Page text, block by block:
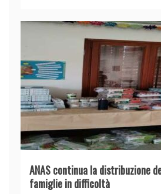
ANAS continua la distribuzione
famiglie in difficoltà